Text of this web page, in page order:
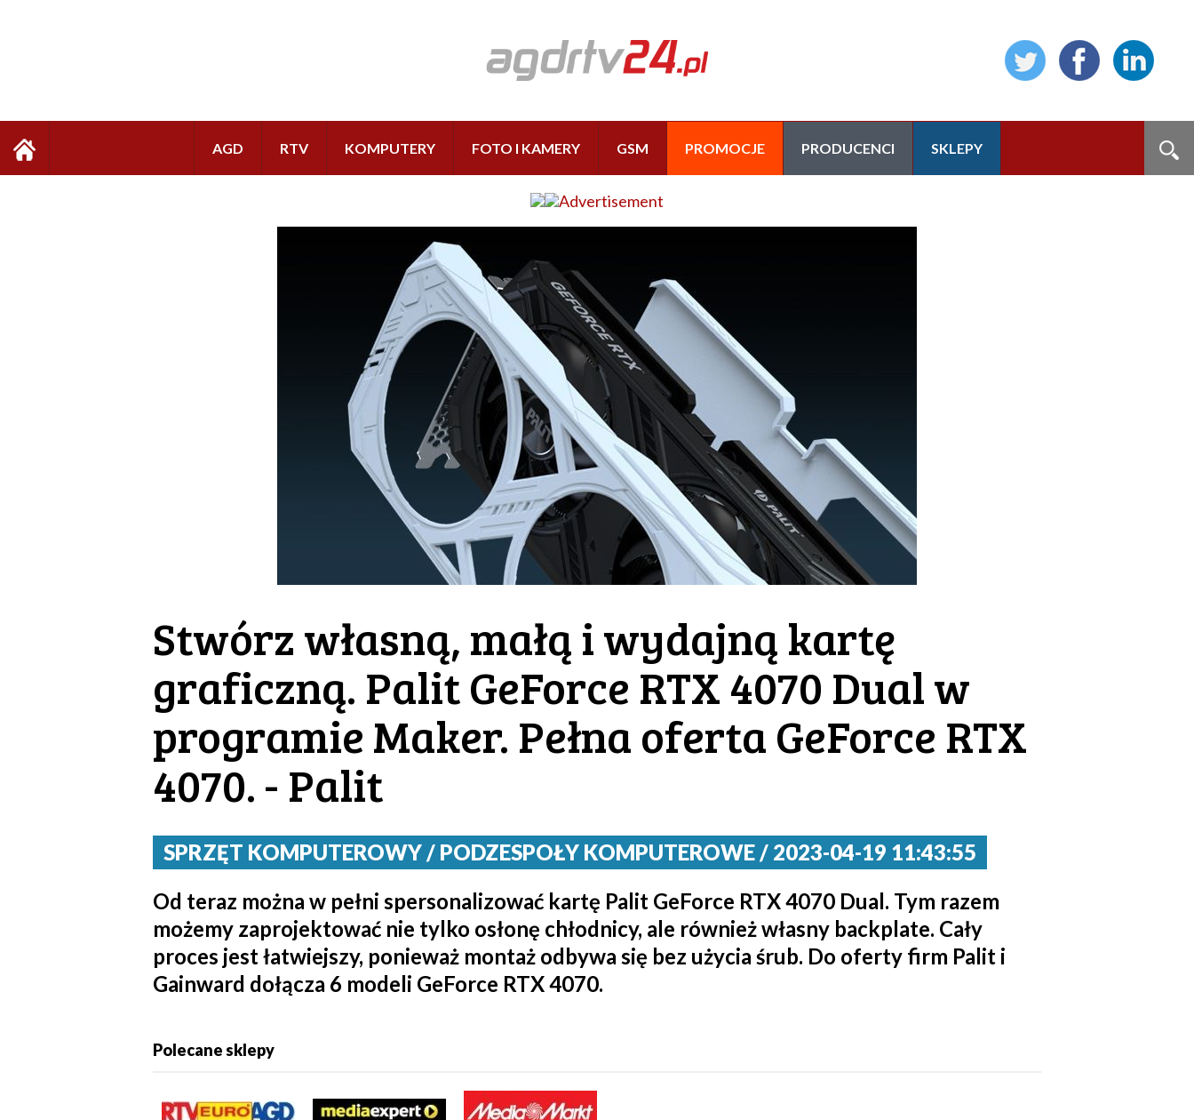
AGD RTV KOMPUTERY FOTO I KAMERY GSM PROMOCJE PRODUCENCI SKLEPY
Stwórz własną, małą i wydajną kartę
graficzną. Palit GeForce RTX 4070 Dual w
programie Maker. Pełna oferta GeForce RTX
4070. - Palit
SPRZĘT KOMPUTEROWY / PODZESPOŁY KOMPUTEROWE / 2023-04-19 11:43:55
Od teraz można w pełni spersonalizować kartę Palit GeForce RTX 4070 Dual. Tym razem
możemy zaprojektować nie tylko osłonę chłodnicy, ale również własny backplate. Cały
proces jest łatwiejszy, ponieważ montaż odbywa się bez użycia śrub. Do oferty firm Palit i
Gainward dołącza 6 modeli GeForce RTX 4070.
Polecane sklepy